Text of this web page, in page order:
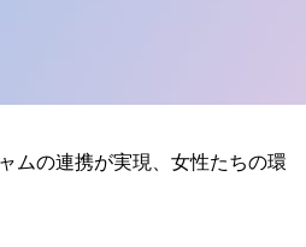
ムの連携が実現、女性たちの環